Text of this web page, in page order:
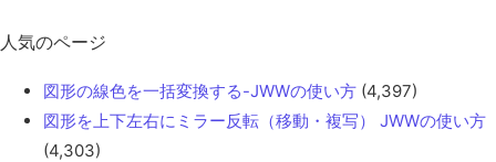
人気のページ
図形の線色を一括変換する-JWWの使い方 (4,397)
図形を上下左右にミラー反転（移動・複写） JWWの使い方
(4,303)